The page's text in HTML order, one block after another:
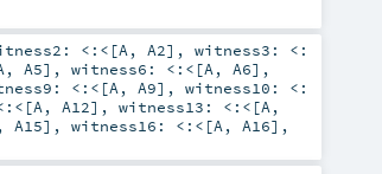
<:< [A, A2] , witness3: <:
, A5] , witness6: <:< [A, A6] ,
<:< [A, A9] , witness10: <:
[A, A12] , witness13: <:< [A,
A15] , witness16: <:< [A, A16] ,